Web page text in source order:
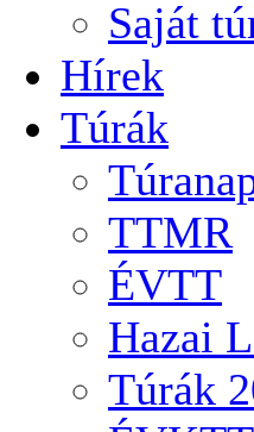
Saját
Hírek
Túrák
TTMR
ÉVTT
Hazai
Túrák